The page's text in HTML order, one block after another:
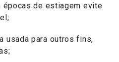
épocas de estiagem evite
usada para outros fins,